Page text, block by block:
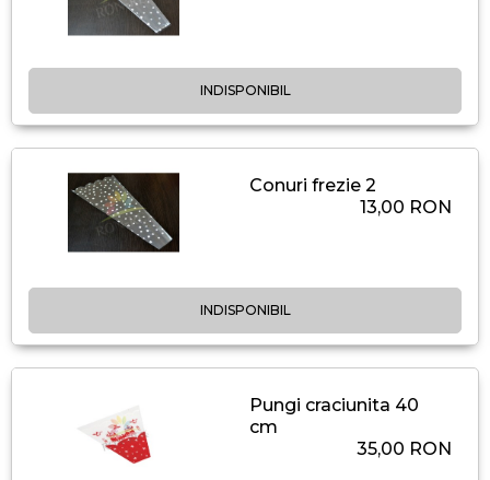
INDISPONIBIL
Conuri frezie 2
13,00 RON
INDISPONIBIL
Pungi craciunita 40
cm
35,00 RON